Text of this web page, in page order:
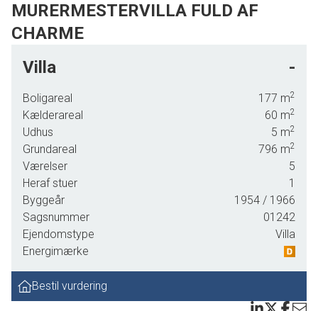
MURERMESTERVILLA FULD AF
CHARME
naturligt lys.
telefon 24220212.
Villa -
Boligareal 177 m2
Kælderareal 60 m2
Udhus 5 m2
Grundareal 796 m2
Værelser
5
Heraf stuer
1
Byggeår
1954 / 1966
Sagsnummer
01242
Ejendomstype
Villa
Energimærke
Bestil vurdering